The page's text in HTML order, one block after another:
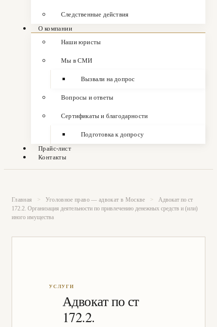
Следственные действия
О компании
Наши юристы
Мы в СМИ
Вызвали на допрос
Вопросы и ответы
Сертификаты и благодарности
Подготовка к допросу
Прайс-лист
Контакты
Главная > Уголовное право — адвокат в Москве >
Адвокат по ст
172.2. Организация деятельности по привлечению денежных средств и (или)
иного имущества
Адвокат по ст
172.2.